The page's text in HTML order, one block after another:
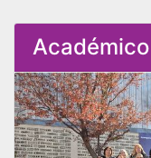
Académico